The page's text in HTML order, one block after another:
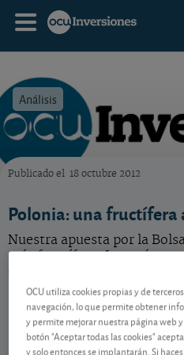
Análisis
Publicado el 18 octubre 2012
Polonia: una fructífera
Nuestra apuesta por la
más fructífera. Los más
Contenido
OCU utiliza cookies propias y de
navegación, lo que permite obtener
y permite mejorar nuestra página web
botón "Aceptar todas las cookies"
y solo entonces se implantarán. Si